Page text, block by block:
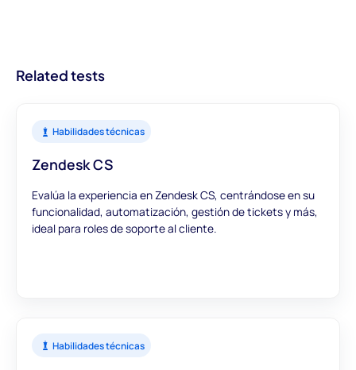
informar tus decisiones de contratación.
Related tests
Habilidades técnicas
Zendesk CS
Evalúa la experiencia en Zendesk CS, centrándose en su
funcionalidad, automatización, gestión de tickets y más,
ideal para roles de soporte al cliente.
Habilidades técnicas